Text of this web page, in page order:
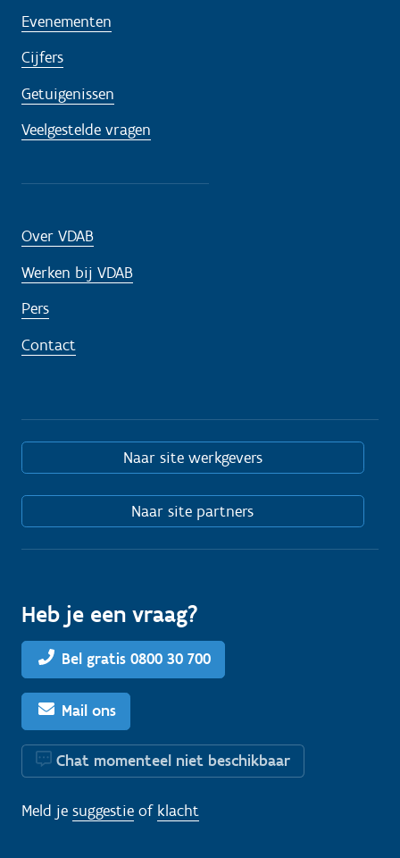
Evenementen
Cijfers
Getuigenissen
Veelgestelde vragen
Over VDAB
Werken bij VDAB
Pers
Contact
Naar site werkgevers
Naar site partners
Heb je een vraag?
Bel gratis 0800 30 700
Mail ons
Chat momenteel niet beschikbaar
Meld je suggestie of klacht